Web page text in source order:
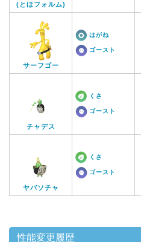
(とほフォルム)
サーフゴー
はがね
ゴースト
チャデス
くさ
ゴースト
ヤバソチャ
くさ
ゴースト
性能変更履歴